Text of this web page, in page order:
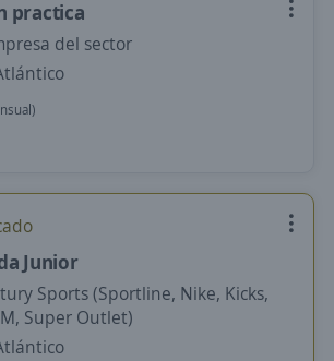
practica
del sector
Junior
Sports (Sportline, Nike, Kicks,
Super Outlet)